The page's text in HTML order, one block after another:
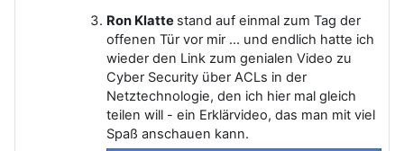
Ron Klatte stand auf einmal zum Tag der
offenen Tür vor mir ... und endlich hatte ich
wieder den Link zum genialen Video zu
Cyber Security über ACLs in der
Netztechnologie, den ich hier mal gleich
teilen will - ein Erklärvideo, das man mit viel
Spaß anschauen kann.